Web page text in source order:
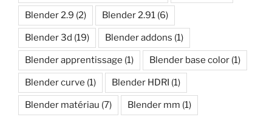
Blender 2.9 (2) Blender 2.91 (6)
Blender 3d (19) Blender addons (1)
Blender apprentissage (1) Blender base color (1)
Blender curve (1) Blender HDRI (1)
Blender matériau (7) Blender mm (1)